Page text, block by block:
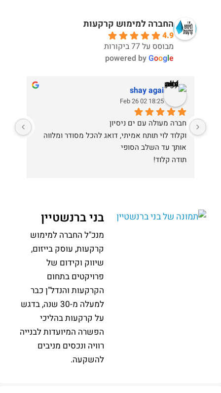
החברה למימוש קרקעות
4.9
מבוסס על 77 ביקורות
powered byGoogle
shay agai
18:25 02 Feb 26
חברה מעולה עם ים ניסיון
אותך עד השלב הסופי
תודה קלוד!
בני ברנשטיין
מנכ"ל החברה למימוש
קרקעות, עוסק בייזום,
שיווק וקידום של
פרויקטים בתחום
הקרקעות והנדל"ן כבר
למעלה מ-30 שנה, בדגש
על קרקעות בהליכי
הפשרה המיועדות לבנייה
רוויה ונכסים מניבים
להשקעה.